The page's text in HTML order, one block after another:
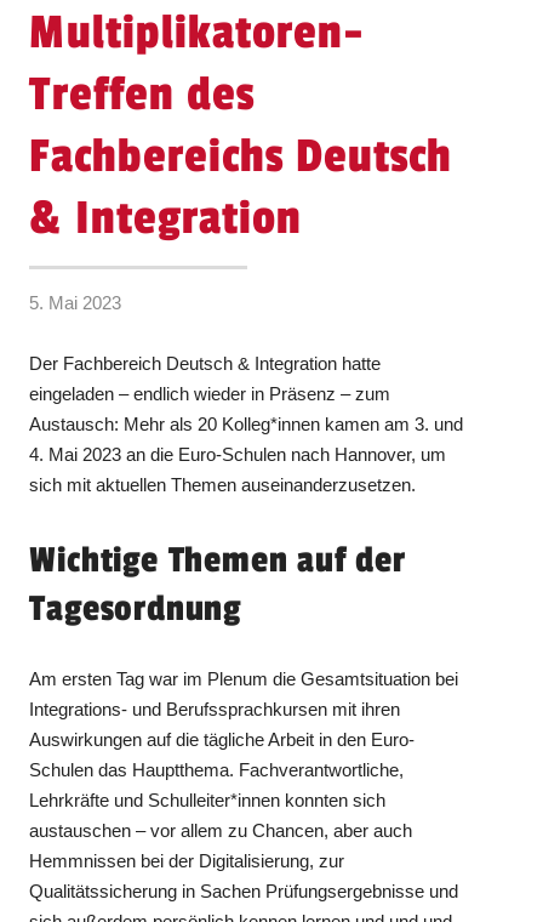
Multiplikatoren-
Treffen des
Fachbereichs Deutsch
& Integration
5. Mai 2023
Der Fachbereich Deutsch & Integration hatte
eingeladen – endlich wieder in Präsenz – zum
Austausch: Mehr als 20 Kolleg*innen kamen am 3. und
4. Mai 2023 an die Euro-Schulen nach Hannover, um
sich mit aktuellen Themen auseinanderzusetzen.
Wichtige Themen auf der
Tagesordnung
Am ersten Tag war im Plenum die Gesamtsituation bei
Integrations- und Berufssprachkursen mit ihren
Auswirkungen auf die tägliche Arbeit in den Euro-
Schulen das Hauptthema. Fachverantwortliche,
Lehrkräfte und Schulleiter*innen konnten sich
austauschen – vor allem zu Chancen, aber auch
Hemmnissen bei der Digitalisierung, zur
Qualitätssicherung in Sachen Prüfungsergebnisse und